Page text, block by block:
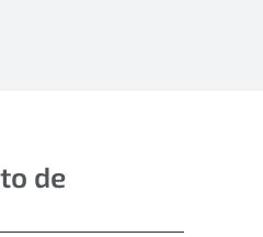
de